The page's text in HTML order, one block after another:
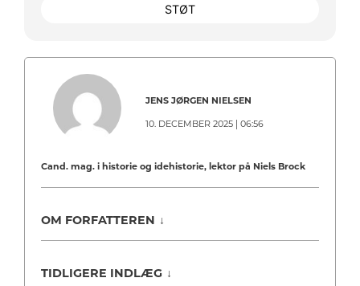
STØT
JENS JØRGEN NIELSEN
10. DECEMBER 2025 | 06:56
Cand. mag. i historie og idehistorie, lektor på Niels Brock
OM FORFATTEREN ↓
TIDLIGERE INDLÆG ↓